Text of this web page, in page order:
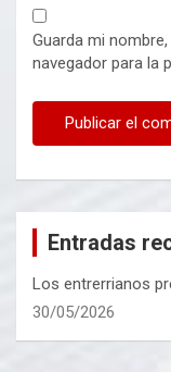
Guarda mi
navegador para la
Entradas
Los entrerrianos
30/05/2026